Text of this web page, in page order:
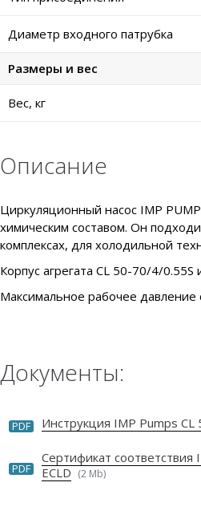
Диаметр входного патрубка
Размеры и вес
Вес, кг
Описание
Циркуляционный насос IMP
химическим составом. Он
комплексах, для холодильной
Корпус агрегата CL 50-70/4/
Максимальное рабочее
Документы:
PDF Инструкция IMP Pumps
PDF
Сертификат соответствия
ECLD (2 Mb)